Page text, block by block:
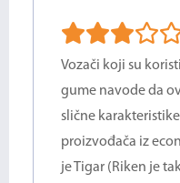
Vozači koji su
gume navode da
slične
proizvođača iz
je Tigar (Riken je